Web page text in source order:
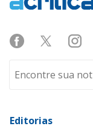
Editorias